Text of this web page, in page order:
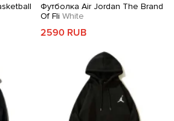
Футболка Air Jordan The Brand
Of Fli White
2590 RUB